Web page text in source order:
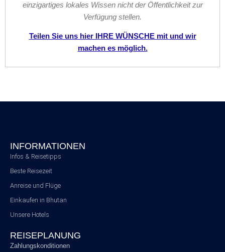
einzigartiges lokales Wissen nicht der Öffentlichkeit zur
Verfügung stellen.
Teilen Sie uns hier IHRE WÜNSCHE mit und wir
machen es möglich.
INFORMATIONEN
Infos & Reisetipps
Beste Reisezeit
Anreise und Flüge
Einkaufen in Bhutan
Unsere Hotels
REISEPLANUNG
Zahlungskonditionen